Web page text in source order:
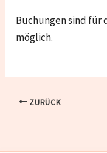
Buchungen sind für
möglich.
ZURÜCK